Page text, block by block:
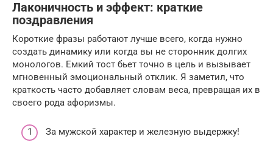
Лаконичность и эффект: краткие
поздравления
Короткие фразы работают лучше всего, когда нужно
создать динамику или когда вы не сторонник долгих
монологов. Емкий тост бьет точно в цель и вызывает
мгновенный эмоциональный отклик. Я заметил, что
краткость часто добавляет словам веса, превращая их в
своего рода афоризмы.
За мужской характер и железную выдержку!